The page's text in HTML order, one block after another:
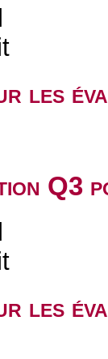
les
Q3
les